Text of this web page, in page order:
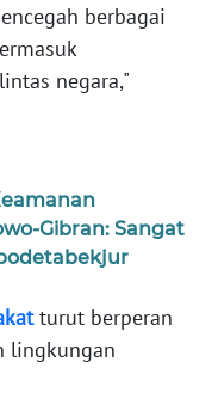
berbagai
negara,"
Gibran: Sangat
turut berperan
lingkungan